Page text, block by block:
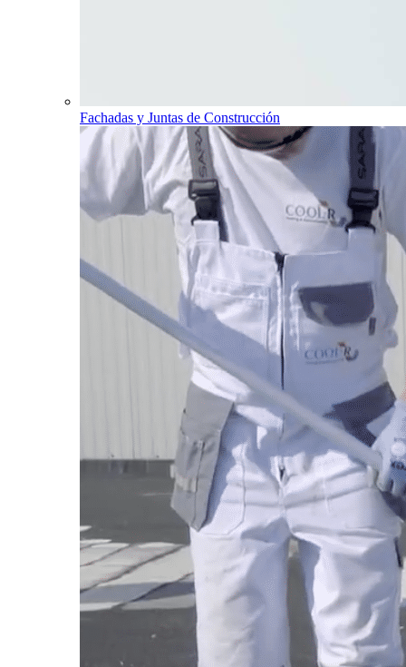
Fachadas y Juntas de Construcción